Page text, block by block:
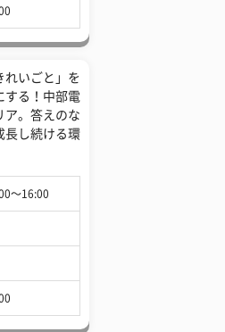
れいごと」を
する！中部電
ア。答えのな
長し続ける環
〜16:00